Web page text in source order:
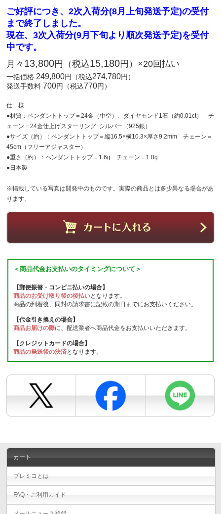
ご好評につき、2次入荷分(8月上旬発送予定)の受付
まで終了しました。
現在、3次入荷分(9月下旬より順次発送予定)を受付
中です。
月々 13,800円（税込15,180円）×20回払い
一括価格 249,800円（税込274,780円）
発送手数料 700円（税込770円）
仕 様
●材質：ペンダントトップ＝24金（中空）、ダイヤモンド1石（約0.01ct） チ
ェーン＝24金仕上げスターリング･シルバー（925銀）
●サイズ（約）：ペンダントトップ＝縦16.5×横10.3×厚さ9.2mm チェーン＝
45cm（フリーアジャスター）
●重さ（約）：ペンダントトップ＝1.6g チェーン＝1.0g
●日本製
※掲載している写真は開発中のものです。実際の商品とは多少異なる場合があ
ります。
＜商品代金お支払いのタイミングについて＞
【郵便振替・コンビニ払いの場合】
商品のお受け取り後の後払いとなります。
商品の到着後、同封の請求書に記載の期日までにお支払いください。
【代金引き換えの場合】
商品お届けの際に、配送業者へ商品代金をお支払いいただきます。
【クレジットカードの場合】
商品の発送後の決済となります。
カート
プレミコとは
FAQ・ご利用ガイド